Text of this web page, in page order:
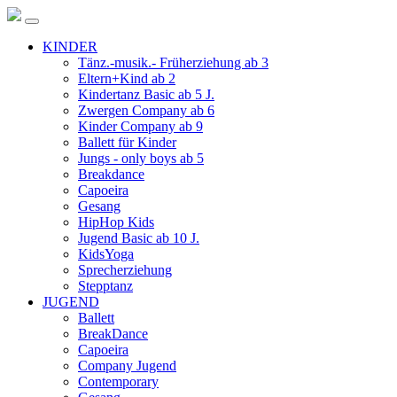
KINDER
Tänz.-musik.- Früherziehung ab 3
Eltern+Kind ab 2
Kindertanz Basic ab 5 J.
Zwergen Company ab 6
Kinder Company ab 9
Ballett für Kinder
Jungs - only boys ab 5
Breakdance
Capoeira
Gesang
HipHop Kids
Jugend Basic ab 10 J.
KidsYoga
Sprecherziehung
Stepptanz
JUGEND
Ballett
BreakDance
Capoeira
Company Jugend
Contemporary